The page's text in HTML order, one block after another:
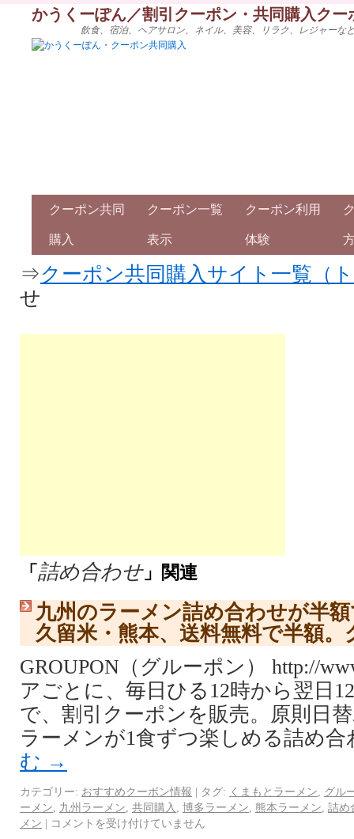
かうくーぽん／割引クーポン・共同購入ク
飲食、宿泊、ヘアサロン、ネイル、美容、リラク、レジャー
クーポン共同
購入
クーポン一覧
表示
クーポン利用
体験
⇒クーポン共同購入サイト一覧（
せ
「 詰め合わせ」関連
九州のラーメン詰め合わせが半
久留米・熊本、送料無料で半額。
GROUPON（グルーポン） http://
アごとに、毎日ひる12時から翌日
で、割引クーポンを販売。原則日
ラーメンが1食ずつ楽しめる詰め
む →
カテゴリー: おすすめクーポン情報 | タグ: くまもとラーメン
グル
ーメン
九州ラーメン 共同購入 博多ラーメン 熊本ラーメン 詰め
メン | コメントを受け付けていません